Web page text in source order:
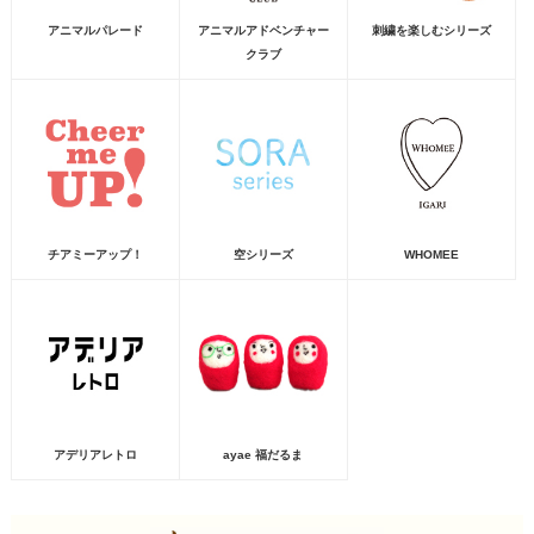
アニマルパレード
アニマルアドベンチャー
クラブ
刺繍を楽しむシリーズ
チアミーアップ！ 空シリーズ WHOMEE
アデリアレトロ ayae 福だるま